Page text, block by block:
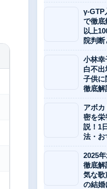
γ-GTP
で徹底
以上
院判
小林幸
白不出
子供に
徹底解
アボ
密を栄
説！1
法・お
2025
徹底解
気な歌
の結婚